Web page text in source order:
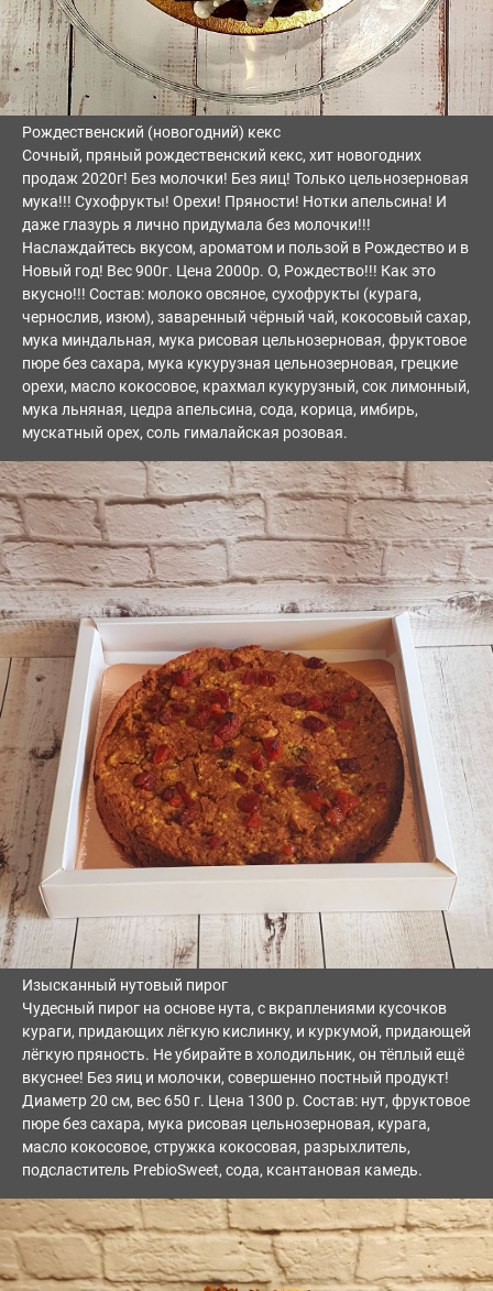
Рождественский (новогодний) кекс
Сочный, пряный рождественский кекс, хит новогодних
продаж 2020г! Без молочки! Без яиц! Только цельнозерновая
мука!!! Сухофрукты! Орехи! Пряности! Нотки апельсина! И
даже глазурь я лично придумала без молочки!!!
Наслаждайтесь вкусом, ароматом и пользой в Рождество и в
Новый год! Вес 900г. Цена 2000р. О, Рождество!!! Как это
вкусно!!! Состав: молоко овсяное, сухофрукты (курага,
чернослив, изюм), заваренный чёрный чай, кокосовый сахар,
мука миндальная, мука рисовая цельнозерновая, фруктовое
пюре без сахара, мука кукурузная цельнозерновая, грецкие
орехи, масло кокосовое, крахмал кукурузный, сок лимонный,
мука льняная, цедра апельсина, сода, корица, имбирь,
мускатный орех, соль гималайская розовая.
Изысканный нутовый пирог
Чудесный пирог на основе нута, с вкраплениями кусочков
кураги, придающих лёгкую кислинку, и куркумой, придающей
лёгкую пряность. Не убирайте в холодильник, он тёплый ещё
вкуснее! Без яиц и молочки, совершенно постный продукт!
Диаметр 20 см, вес 650 г. Цена 1300 р. Состав: нут, фруктовое
пюре без сахара, мука рисовая цельнозерновая, курага,
масло кокосовое, стружка кокосовая, разрыхлитель,
подсластитель PrebioSweet, сода, ксантановая камедь.